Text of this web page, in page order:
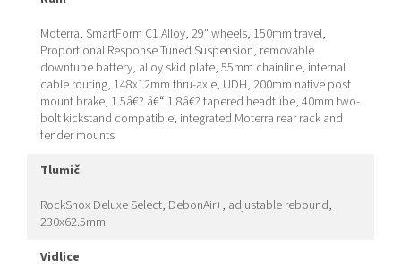
Moterra, SmartForm C1 Alloy, 29" wheels, 150mm travel,
Proportional Response Tuned Suspension, removable
downtube battery, alloy skid plate, 55mm chainline, internal
cable routing, 148x12mm thru-axle, UDH, 200mm native post
mount brake, 1.5â€? â€“ 1.8â€? tapered headtube, 40mm two-
bolt kickstand compatible, integrated Moterra rear rack and
fender mounts
tlumič
RockShox Deluxe Select, DebonAir+, adjustable rebound,
230x62.5mm
vidlice